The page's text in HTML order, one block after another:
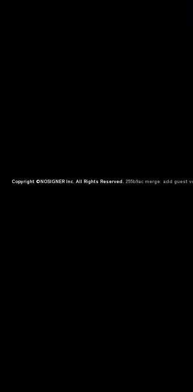
Copyright ©NOSIGNER Inc. All Rights Reserved. 255b9ac merge: add guest